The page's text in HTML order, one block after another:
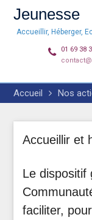
Jeunesse
Accueillir, Héberger,
01 69 38
Accueil Nos
Accueillir et
Le dispositif
faciliter,